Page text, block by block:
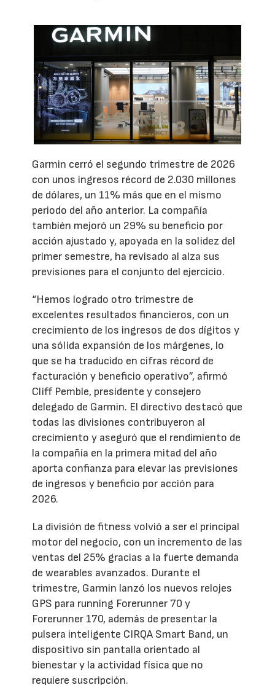
Garmin cerró el segundo trimestre de 2026
con unos ingresos récord de 2.030 millones
de dólares, un 11% más que en el mismo
periodo del año anterior. La compañía
también mejoró un 29% su beneficio por
acción ajustado y, apoyada en la solidez del
primer semestre, ha revisado al alza sus
previsiones para el conjunto del ejercicio.
“Hemos logrado otro trimestre de
excelentes resultados financieros, con un
crecimiento de los ingresos de dos dígitos y
una sólida expansión de los márgenes, lo
que se ha traducido en cifras récord de
facturación y beneficio operativo”, afirmó
Cliff Pemble, presidente y consejero
delegado de Garmin. El directivo destacó que
todas las divisiones contribuyeron al
crecimiento y aseguró que el rendimiento de
la compañía en la primera mitad del año
aporta confianza para elevar las previsiones
de ingresos y beneficio por acción para
2026.
La división de fitness volvió a ser el principal
motor del negocio, con un incremento de las
ventas del 25% gracias a la fuerte demanda
de wearables avanzados. Durante el
trimestre, Garmin lanzó los nuevos relojes
GPS para running Forerunner 70 y
Forerunner 170, además de presentar la
pulsera inteligente CIRQA Smart Band, un
dispositivo sin pantalla orientado al
bienestar y la actividad física que no
requiere suscripción.